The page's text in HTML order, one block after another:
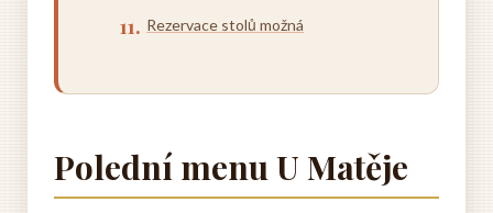
Rezervace stolů možná
Polední menu U Matěje